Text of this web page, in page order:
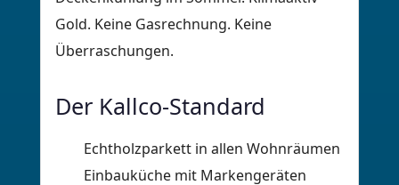
Gold. Keine Gasrechnung. Keine
Überraschungen.
Der Kallco-Standard
Echtholzparkett in allen Wohnräumen
Einbauküche mit Markengeräten